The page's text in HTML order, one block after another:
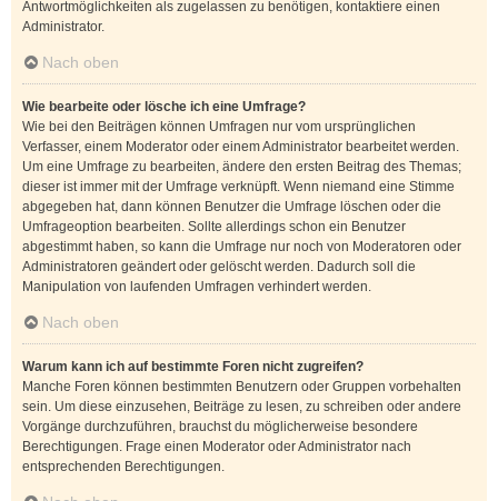
Antwortmöglichkeiten als zugelassen zu benötigen, kontaktiere einen
Administrator.
Nach oben
Wie bearbeite oder lösche ich eine Umfrage?
Wie bei den Beiträgen können Umfragen nur vom ursprünglichen
Verfasser, einem Moderator oder einem Administrator bearbeitet werden.
Um eine Umfrage zu bearbeiten, ändere den ersten Beitrag des Themas;
dieser ist immer mit der Umfrage verknüpft. Wenn niemand eine Stimme
abgegeben hat, dann können Benutzer die Umfrage löschen oder die
Umfrageoption bearbeiten. Sollte allerdings schon ein Benutzer
abgestimmt haben, so kann die Umfrage nur noch von Moderatoren oder
Administratoren geändert oder gelöscht werden. Dadurch soll die
Manipulation von laufenden Umfragen verhindert werden.
Nach oben
Warum kann ich auf bestimmte Foren nicht zugreifen?
Manche Foren können bestimmten Benutzern oder Gruppen vorbehalten
sein. Um diese einzusehen, Beiträge zu lesen, zu schreiben oder andere
Vorgänge durchzuführen, brauchst du möglicherweise besondere
Berechtigungen. Frage einen Moderator oder Administrator nach
entsprechenden Berechtigungen.